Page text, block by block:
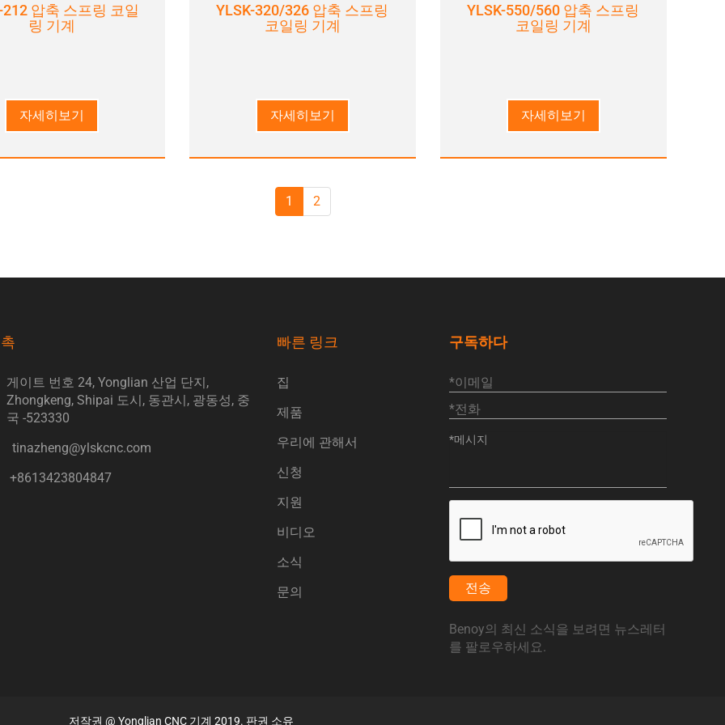
212 압축 스프링 코일
링 기계
자세히보기
YLSK-320/326 압축 스프링
코일링 기계
자세히보기
YLSK-550/560 압축 스프링
코일링 기계
자세히보기
1 2
게이트 번호 24, Yonglian 산업 단지,
Zhongkeng, Shipai 도시, 동관시, 광동성, 중
국 -523330
tinazheng@ylskcnc.com
+8613423804847
빠른 링크
집
제품
우리에 관해서
신청
지원
비디오
소식
문의
구독하다
전송
Benoy의 최신 소식을 보려면 뉴스레터
를 팔로우하세요.
저작권 @ Yonglian CNC 기계 2019. 판권 소유